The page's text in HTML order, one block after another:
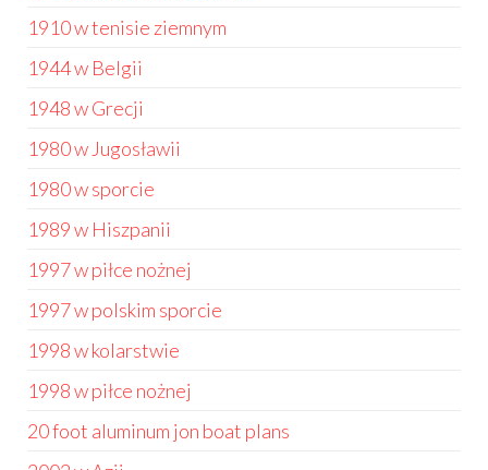
1910 w tenisie ziemnym
1944 w Belgii
1948 w Grecji
1980 w Jugosławii
1980 w sporcie
1989 w Hiszpanii
1997 w piłce nożnej
1997 w polskim sporcie
1998 w kolarstwie
1998 w piłce nożnej
20 foot aluminum jon boat plans